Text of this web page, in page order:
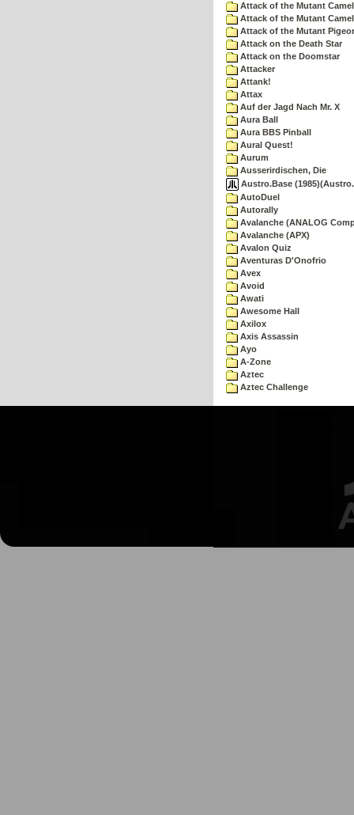
Attack of the Mutant
Attack of the Mutant
Attack of the Mutant
Attack on the Death Star
Attack on the Doomstar
Attacker
Attank!
Attax
Auf der Jagd Nach Mr. X
Aura Ball
Aura BBS Pinball
Aural Quest!
Aurum
Ausserirdischen, Die
Austro.Base
AutoDuel
Autorally
Avalanche (ANALOG
Avalanche (APX)
Avalon Quiz
Aventuras D'Onofrio
Avex
Avoid
Awati
Awesome Hall
Axilox
Axis Assassin
Ayo
A-Zone
Aztec
Aztec Challenge